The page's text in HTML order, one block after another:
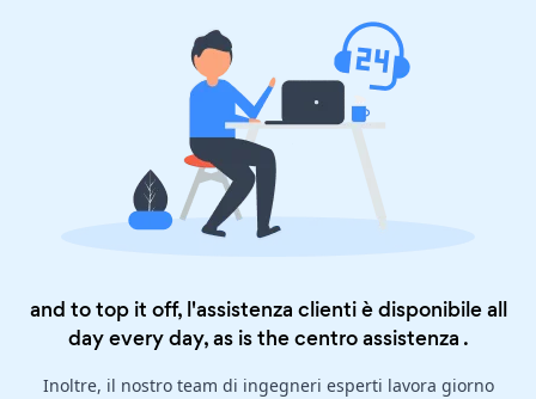
and to top it off, l'assistenza clienti è disponibile all
day every day, as is thecentro assistenza .
Inoltre, il nostro team di ingegneri esperti lavora giorno